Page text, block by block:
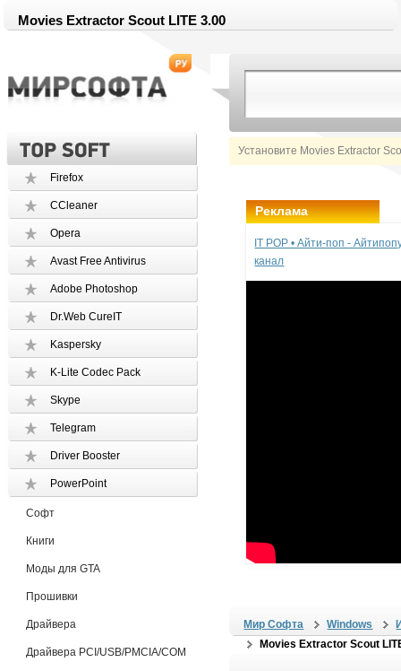
Movies Extractor Scout LITE 3.00
Установите Movies Extractor
Firefox
CCleaner
Opera
Avast Free Antivirus
Adobe Photoshop
Dr.Web CureIT
Kaspersky
K-Lite Codec Pack
Skype
Telegram
Driver Booster
PowerPoint
Софт
Книги
Моды для GTA
Прошивки
Драйвера
Драйвера PCI/USB/PMCIA/COM
Реклама
IT POP • Айти-поп -
канал
Мир Софта Windows
Movies Extractor Scout